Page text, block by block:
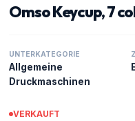
Omso Keycup, 7
UNTERKATEGORIE
Allgemeine
Druckmaschinen
VERKAUFT